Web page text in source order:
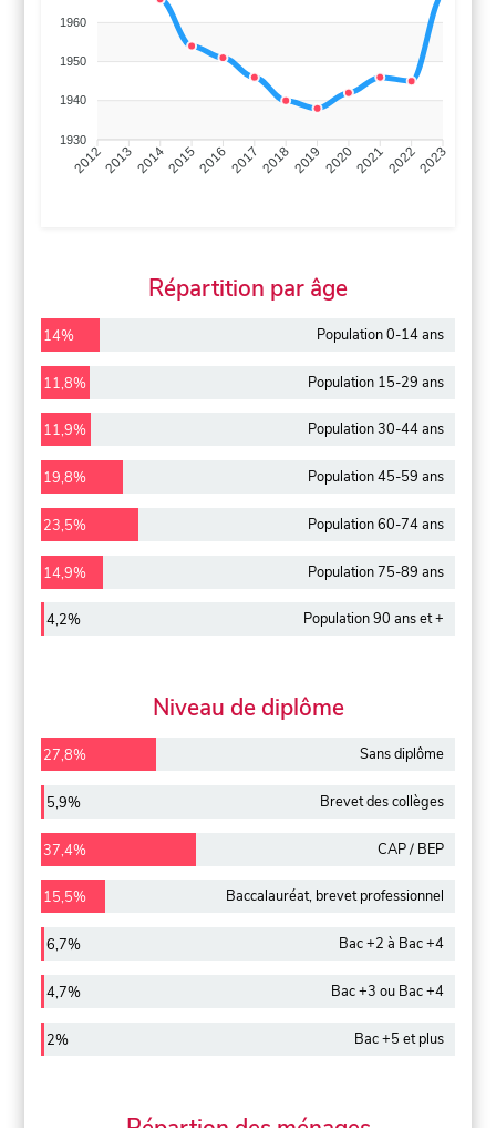
1960
1950
1940
1930
201220132014201520162017 20182019 2020202120222023
Répartition par âge
14% Population 0-14 ans
11,8% Population 15-29 ans
11,9% Population 30-44 ans
19,8% Population 45-59 ans
23,5% Population 60-74 ans
14,9% Population 75-89 ans
4,2% Population 90 ans et +
Niveau de diplôme
27,8% Sans diplôme
5,9% Brevet des collèges
37,4% CAP / BEP
15,5% Baccalauréat, brevet professionnel
6,7% Bac +2 à Bac +4
4,7% Bac +3 ou Bac +4
2% Bac +5 et plus